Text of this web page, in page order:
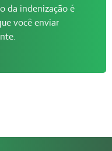
da indenização é
você enviar